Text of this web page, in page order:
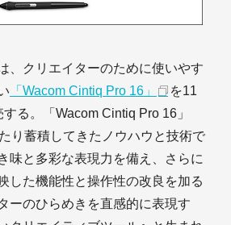
、クリエイターのために使いやす
「Wacom Cintiq Pro 16」
を11
る。「Wacom Cintiq Pro 16」
り蓄積してきたノウハウと技術で
味と多彩な表現力を備え、さらに
した機能性と操作性の改良を加る
ーのひらめきを直感的に表現す